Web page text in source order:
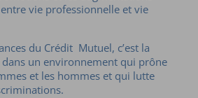
vie professionnelle et vie
du Crédit Mutuel, c’est la
dans un environnement qui prône
et les hommes et qui lutte